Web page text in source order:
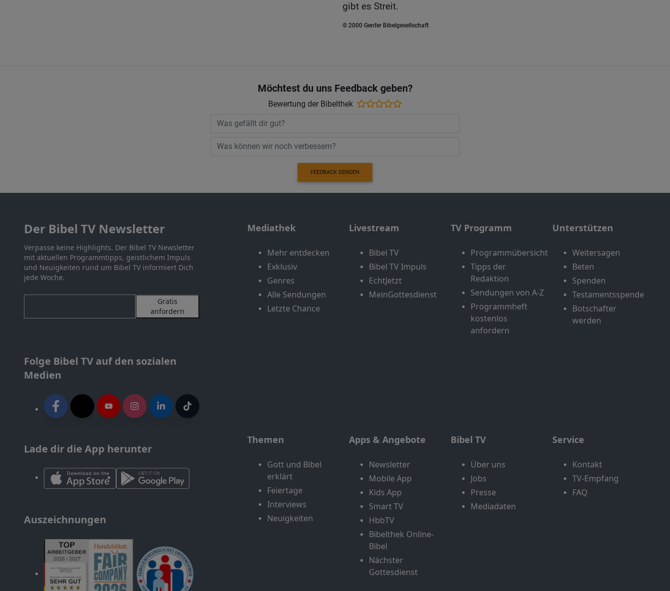
gibt es Streit.
© 2000 Genfer Bibelgesellschaft
Möchtest du uns Feedback geben?
Bewertung der Bibelthek
FEEDBACK SENDEN
Der Bibel TV Newsletter
Verpasse keine Highlights. Der Bibel TV Newsletter
mit aktuellen Programmtipps, geistlichem Impuls
und Neuigkeiten rund um Bibel TV informiert Dich
jede Woche.
Gratis
anfordern
Folge Bibel TV auf den sozialen
Medien
Lade dir die App herunter
Auszeichnungen
Mediathek
Mehr entdecken
Exklusiv
Genres
Alle Sendungen
Letzte Chance
Livestream
Bibel TV
Bibel TV Impuls
EchtJetzt
MeinGottesdienst
TV Programm
Programmübersicht
Tipps der
Redaktion
Sendungen von A-Z
Programmheft
kostenlos
anfordern
Unterstützen
Weitersagen
Beten
Spenden
Testamentsspende
Botschafter
werden
Themen
Gott und Bibel
erklärt
Feiertage
Interviews
Neuigkeiten
Apps & Angebote
Newsletter
Mobile App
Kids App
Smart TV
HbbTV
Bibelthek Online-
Bibel
Nächster
Gottesdienst
Bibel TV
Über uns
Jobs
Presse
Mediadaten
Service
Kontakt
TV-Empfang
FAQ